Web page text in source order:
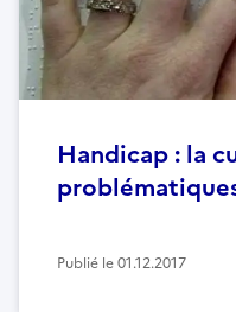
Handicap : la
Publié le01.12.2017